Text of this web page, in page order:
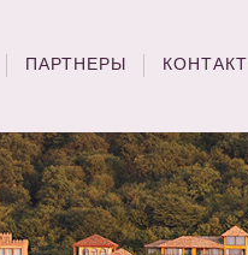
ПАРТНЕРЫ КОНТАКТ